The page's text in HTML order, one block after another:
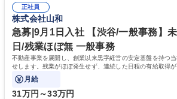
無/年休123日
得出来ております！ 【魅力】■フレックス制度、
を一律支給！ ■管理業務主任者資格取得後には50,000円/月の手当あり！
学歴・資格 学歴：大学院 大学 高専 短大 専修学
一種運転免許普通自動車
正社員
株式会社山和
急募|9月1日入社 【渋谷/一般事務】
日/残業ほぼ無 一般事務
不動産事業を展開し、創業以来黒字経営の安定基盤を持つ
せします。残業がほぼ発生せず、連続した日程の有給取得
い方にお勧めの環境です！
月給
31万円～33万円